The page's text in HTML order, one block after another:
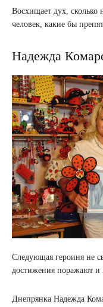
Восхищает дух, сколько
человек, какие бы
Надежда
Следующая героиня не
достижения поражают и
Днепрянка Надежда